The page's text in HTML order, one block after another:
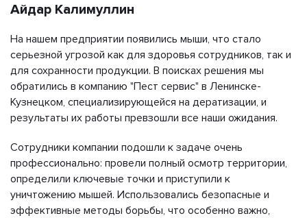
Айдар Калимуллин
На нашем предприятии появились мыши, что стало
серьезной угрозой как для здоровья сотрудников, так и
для сохранности продукции. В поисках решения мы
обратились в компанию "Пест сервис" в Ленинске-
Кузнецком, специализирующейся на дератизации, и
результаты их работы превзошли все наши ожидания.
Сотрудники компании подошли к задаче очень
профессионально: провели полный осмотр территории,
определили ключевые точки и приступили к
уничтожению мышей. Использовались безопасные и
эффективные методы борьбы, что особенно важно,